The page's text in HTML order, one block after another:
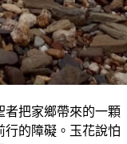
者把家鄉帶來的一顆
行的障礙。玉花說怕